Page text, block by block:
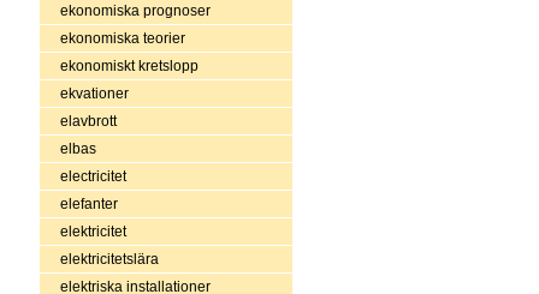
ekonomiska prognoser
ekonomiska teorier
ekonomiskt kretslopp
ekvationer
elavbrott
elbas
electricitet
elefanter
elektricitet
elektricitetslära
elektriska installationer